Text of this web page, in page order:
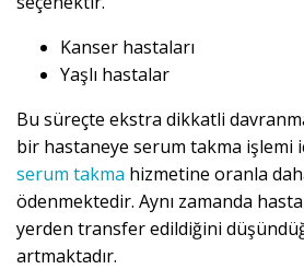
Kanser hastaları
Yaşlı hastalar
Bu süreçte ekstra dikkatli
bir hastaneye serum takma işlemi
serum takma hizmetine oranla
ödenmektedir. Aynı zamanda
yerden transfer edildiğini
artmaktadır.